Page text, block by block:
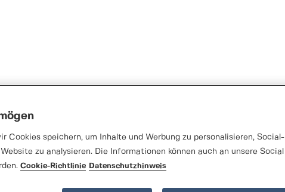
Cookies speichern, um Inhalte und Werbung zu personalisieren, Social-
zu analysieren. Die Informationen können auch an unsere Social
Cookie-Richtlinie Datenschutzhinweis